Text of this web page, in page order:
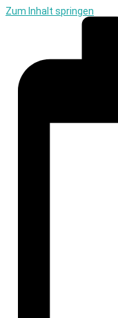
Zum Inhalt springen